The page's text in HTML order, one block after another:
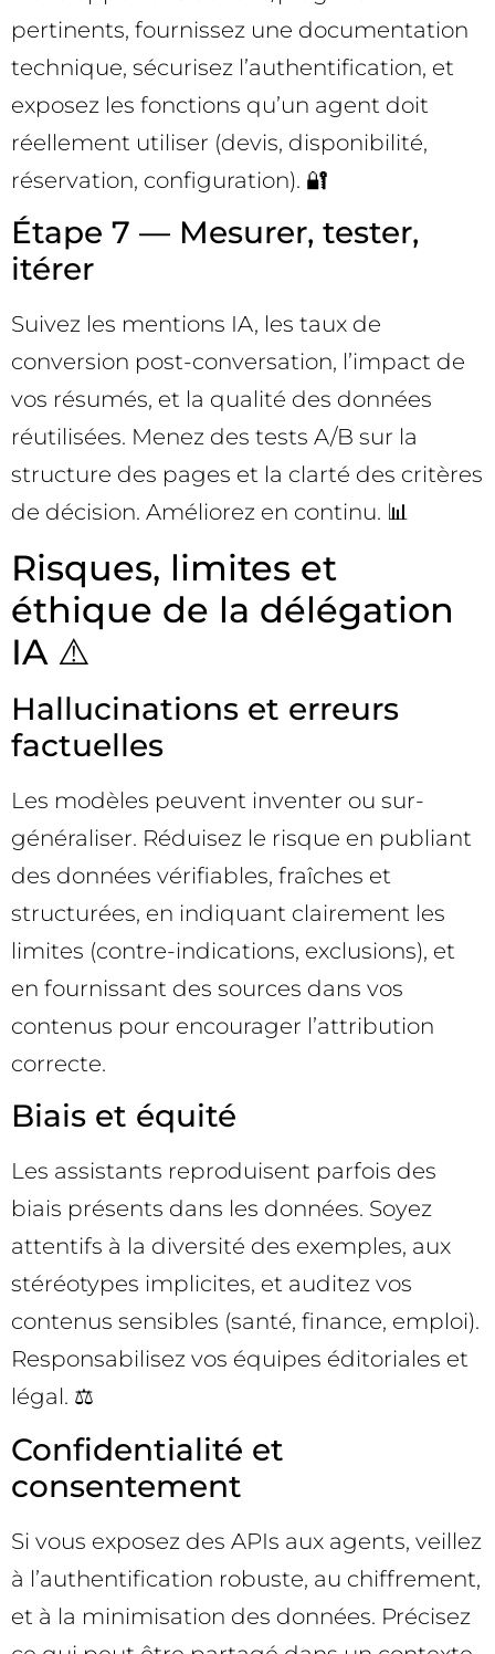
pertinents, fournissez une documentation
technique, sécurisez l’authentification, et
exposez les fonctions qu’un agent doit
réellement utiliser (devis, disponibilité,
réservation, configuration). 🔐
Étape 7 — Mesurer, tester,
itérer
Suivez les mentions IA, les taux de
conversion post-conversation, l’impact de
vos résumés, et la qualité des données
réutilisées. Menez des tests A/B sur la
structure des pages et la clarté des critères
de décision. Améliorez en continu. 📊
Risques, limites et
éthique de la délégation
IA ⚠️
Hallucinations et erreurs
factuelles
Les modèles peuvent inventer ou sur-
généraliser. Réduisez le risque en publiant
des données vérifiables, fraîches et
structurées, en indiquant clairement les
limites (contre-indications, exclusions), et
en fournissant des sources dans vos
contenus pour encourager l’attribution
correcte.
Biais et équité
Les assistants reproduisent parfois des
biais présents dans les données. Soyez
attentifs à la diversité des exemples, aux
stéréotypes implicites, et auditez vos
contenus sensibles (santé, finance, emploi).
Responsabilisez vos équipes éditoriales et
légal. ⚖️
Confidentialité et
consentement
Si vous exposez des APIs aux agents, veillez
à l’authentification robuste, au chiffrement,
et à la minimisation des données. Précisez